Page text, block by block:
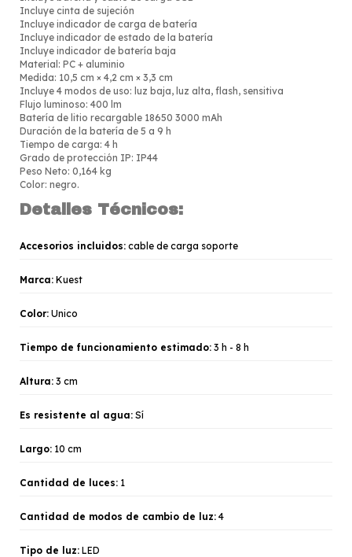
Incluye cinta de sujeción
Incluye indicador de carga de batería
Incluye indicador de estado de la batería
Incluye indicador de batería baja
Material: PC + aluminio
Medida: 10,5 cm × 4,2 cm × 3,3 cm
Incluye 4 modos de uso: luz baja, luz alta, flash, sensitiva
Flujo luminoso: 400 lm
Batería de litio recargable 18650 3000 mAh
Duración de la batería de 5 a 9 h
Tiempo de carga: 4 h
Grado de protección IP: IP44
Peso Neto: 0,164 kg
Color: negro.
Detalles Técnicos:
Accesorios incluidos: cable de carga soporte
Marca: Kuest
Color: Unico
Tiempo de funcionamiento estimado: 3 h - 8 h
Altura: 3 cm
Es resistente al agua: Sí
Largo: 10 cm
Cantidad de luces: 1
Cantidad de modos de cambio de luz: 4
Tipo de luz: LED